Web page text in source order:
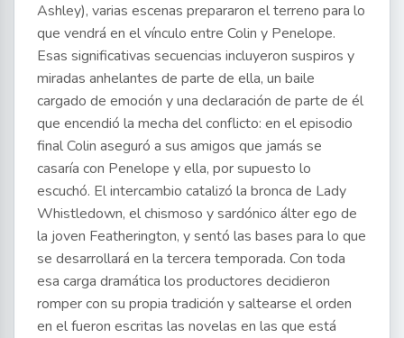
Ashley), varias escenas prepararon el terreno para lo
que vendrá en el vínculo entre Colin y Penelope.
Esas significativas secuencias incluyeron suspiros y
miradas anhelantes de parte de ella, un baile
cargado de emoción y una declaración de parte de él
que encendió la mecha del conflicto: en el episodio
final Colin aseguró a sus amigos que jamás se
casaría con Penelope y ella, por supuesto lo
escuchó. El intercambio catalizó la bronca de Lady
Whistledown, el chismoso y sardónico álter ego de
la joven Featherington, y sentó las bases para lo que
se desarrollará en la tercera temporada. Con toda
esa carga dramática los productores decidieron
romper con su propia tradición y saltearse el orden
en el fueron escritas las novelas en las que está